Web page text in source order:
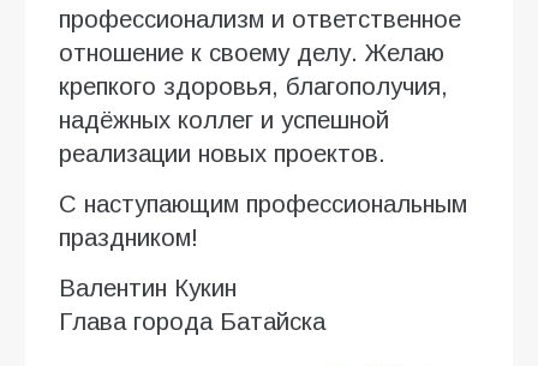
профессионализм и ответственное
отношение к своему делу. Желаю
крепкого здоровья, благополучия,
надёжных коллег и успешной
реализации новых проектов.
С наступающим профессиональным
праздником!
Валентин Кукин
Глава города Батайска